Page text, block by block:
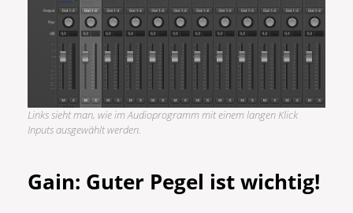
Links sieht man, wie im Audioprogramm mit einem langen Klick
Inputs ausgewählt werden.
Gain: Guter Pegel ist wichtig!